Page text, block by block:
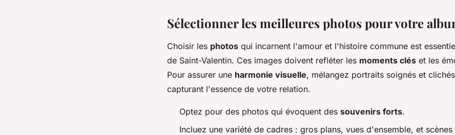
Sélectionner les meilleures photos pour votre
Choisir les photos qui incarnent l'amour et l'histoire commune est
de Saint-Valentin. Ces images doivent refléter les moments clés et les
Pour assurer une harmonie visuelle, mélangez portraits soignés et
capturant l'essence de votre relation.
Optez pour des photos qui évoquent des souvenirs forts.
Incluez une variété de cadres : gros plans, vues d'ensemble, et scènes